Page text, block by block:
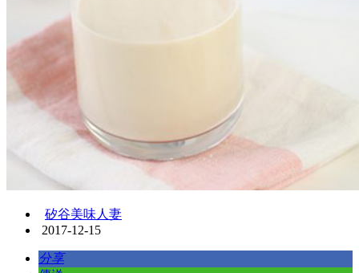
矽谷美味人妻
2017-12-15
分享